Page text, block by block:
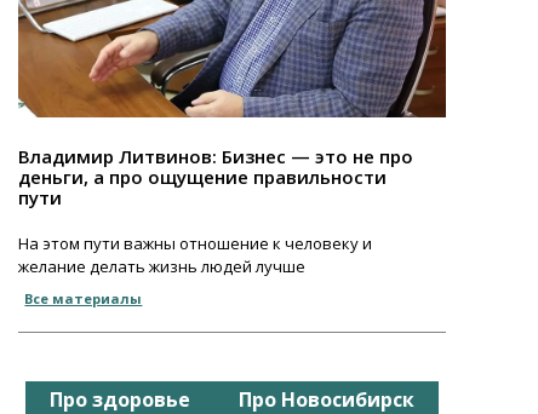
Владимир Литвинов: Бизнес — это не про
деньги, а про ощущение правильности
пути
На этом пути важны отношение к человеку и
желание делать жизнь людей лучше
Все материалы
Про здоровье Про Новосибирск